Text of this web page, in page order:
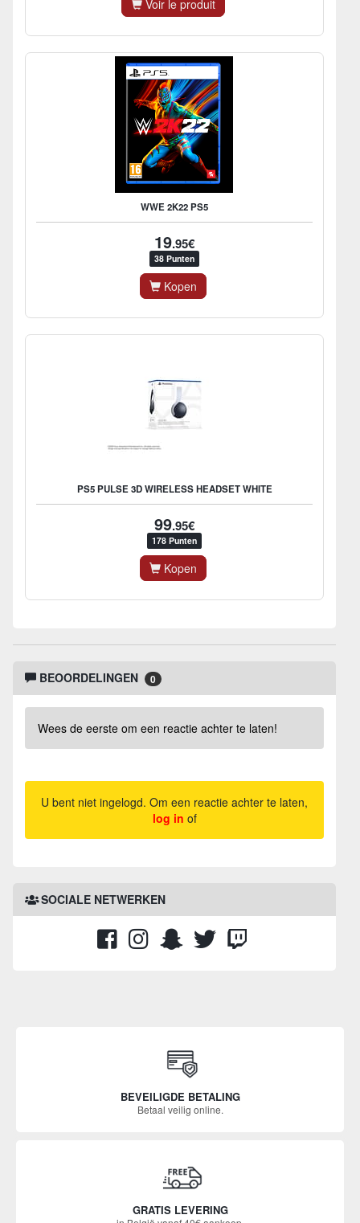
Voir le produit
WWE 2K22 PS5
19.95€
38 Punten
Kopen
PS5 PULSE 3D WIRELESS HEADSET WHITE
99.95€
178 Punten
Kopen
BEOORDELINGEN 0
Wees de eerste om een reactie achter te laten!
U bent niet ingelogd. Om een reactie achter te laten,
log in of
SOCIALE NETWERKEN
BEVEILIGDE BETALING
Betaal veilig online.
GRATIS LEVERING